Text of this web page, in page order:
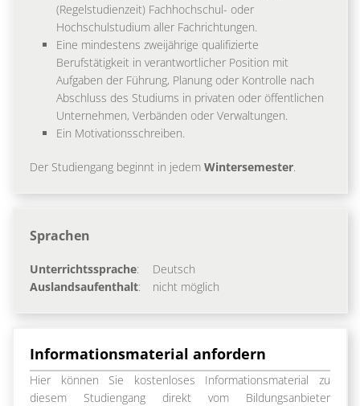
(Regelstudienzeit) Fachhochschul- oder
Hochschulstudium aller Fachrichtungen.
Eine mindestens zweijährige qualifizierte
Berufstätigkeit in verantwortlicher Position mit
Aufgaben der Führung, Planung oder Kontrolle nach
Abschluss des Studiums in privaten oder öffentlichen
Unternehmen, Verbänden oder Verwaltungen.
Ein Motivationsschreiben.
Der Studiengang beginnt in jedem Wintersemester
Sprachen
Unterrichtssprache:
Deutsch
Auslandsaufenthalt: nicht möglich
Informationsmaterial anfordern
Hier können Sie kostenloses Informationsmaterial zu
diesem Studiengang direkt vom Bildungsanbieter